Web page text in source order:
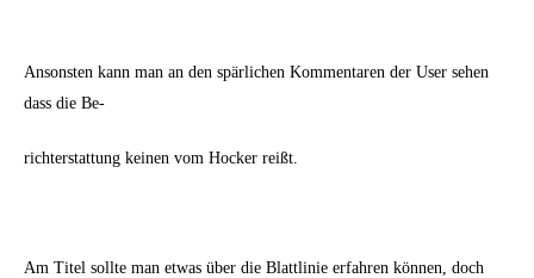
Ansonsten kann man an den spärlichen Kommentaren der User sehen
dass die Be-
richterstattung keinen vom Hocker reißt.
Am Titel sollte man etwas über die Blattlinie erfahren können, doch